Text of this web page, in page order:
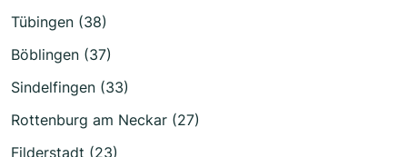
Tübingen (38)
Böblingen (37)
Sindelfingen (33)
Rottenburg am Neckar (27)
Filderstadt (23)